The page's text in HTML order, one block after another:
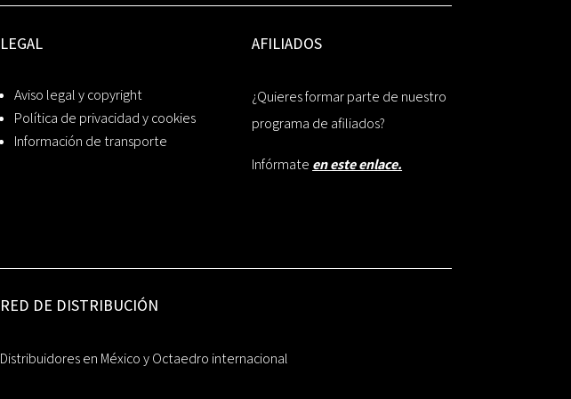
LEGAL
Aviso legal y copyright
Política de privacidad y cookies
Información de transporte
AFILIADOS
¿Quieres formar parte de nuestro
programa de afiliados?
Infórmate en este enlace.
RED DE DISTRIBUCIÓN
Distribuidores en México y Octaedro internacional